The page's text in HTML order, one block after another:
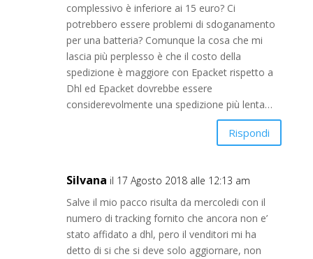
complessivo è inferiore ai 15 euro? Ci
potrebbero essere problemi di sdoganamento
per una batteria? Comunque la cosa che mi
lascia più perplesso è che il costo della
spedizione è maggiore con Epacket rispetto a
Dhl ed Epacket dovrebbe essere
considerevolmente una spedizione più lenta…
Rispondi
Silvana il 17 Agosto 2018 alle 12:13 am
Salve il mio pacco risulta da mercoledi con il
numero di tracking fornito che ancora non e’
stato affidato a dhl, pero il venditori mi ha
detto di si che si deve solo aggiornare, non